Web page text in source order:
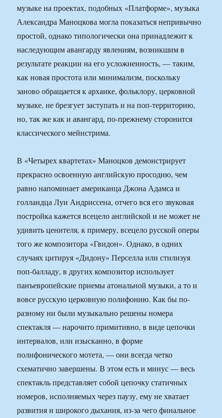
музыке на проектах, подобных «Платформе», музыка
Александра Маноцкова могла показаться непривычно
простой, однако типологически она принадлежит к
наследующим авангарду явлениям, возникшим в
результате реакции на его усложненность, — таким,
как новая простота или минимализм, поскольку
заново обращается к архаике, фольклору, церковной
музыке, не брезгует заступать и на поп-территорию,
но, так же как и авангард, по-прежнему сторонится
классического мейнстрима.
В «Четырех квартетах» Маноцков демонстрирует
прекрасно освоенную английскую просодию, чем
равно напоминает американца Джона Адамса и
голландца Луи Андриссена, отчего вся его звуковая
постройка кажется всецело английской и не может не
удивить ценителя, к примеру, всецело русской оперы
того же композитора «Гвидон». Однако, в одних
случаях цитируя «Дидону» Перселла или стилизуя
поп-балладу, в других композитор использует
панъевропейские приемы атональной музыки, а то и
вовсе русскую церковную полифонию. Как бы по-
разному ни были музыкально решены номера
спектакля — нарочито примитивно, в виде цепочки
интервалов, или изысканно, в форме
полифонического мотета, — они всегда четко
схематично завершены. В этом есть и минус — весь
спектакль представляет собой цепочку статичных
номеров, исполняемых через паузу, ему не хватает
развития и широкого дыхания, из-за чего финальное